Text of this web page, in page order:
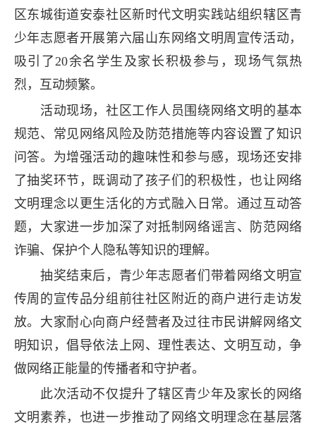
区东城街道安泰社区新时代文明实践站组织辖区青
少年志愿者开展第六届山东网络文明周宣传活动，
吸引了20余名学生及家长积极参与，现场气氛热
烈，互动频繁。
活动现场，社区工作人员围绕网络文明的基本
规范、常见网络风险及防范措施等内容设置了知识
问答。为增强活动的趣味性和参与感，现场还安排
了抽奖环节，既调动了孩子们的积极性，也让网络
文明理念以更生活化的方式融入日常。通过互动答
题，大家进一步加深了对抵制网络谣言、防范网络
诈骗、保护个人隐私等知识的理解。
抽奖结束后，青少年志愿者们带着网络文明宣
传周的宣传品分组前往社区附近的商户进行走访发
放。大家耐心向商户经营者及过往市民讲解网络文
明知识，倡导依法上网、理性表达、文明互动，争
做网络正能量的传播者和守护者。
此次活动不仅提升了辖区青少年及家长的网络
文明素养，也进一步推动了网络文明理念在基层落